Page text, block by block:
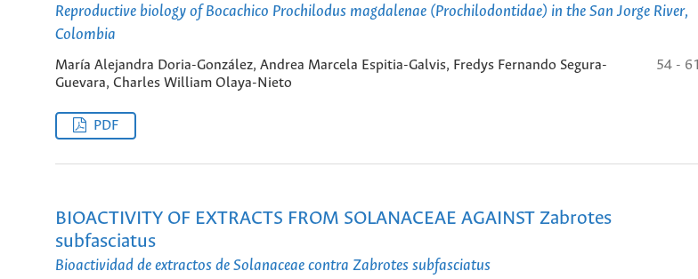
Reproductive biology of Bocachico Prochilodus magdalenae (Prochilodontidae) in the San Jorge River,
Colombia
María Alejandra Doria-González, Andrea Marcela Espitia-Galvis, Fredys Fernando Segura-
Guevara, Charles William Olaya-Nieto
54 - 61
PDF
BIOACTIVITY OF EXTRACTS FROM SOLANACEAE AGAINST Zabrotes
subfasciatus
Bioactividad de extractos de Solanaceae contra Zabrotes subfasciatus